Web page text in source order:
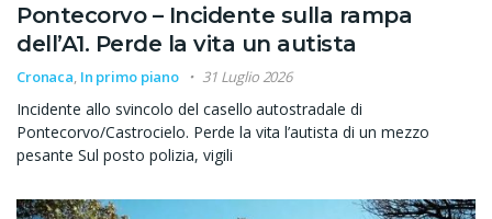
Pontecorvo – Incidente sulla rampa
dell’A1. Perde la vita un autista
Cronaca, In primo piano 31 Luglio 2026
Incidente allo svincolo del casello autostradale di
Pontecorvo/Castrocielo. Perde la vita l’autista di un mezzo
pesante Sul posto polizia, vigili